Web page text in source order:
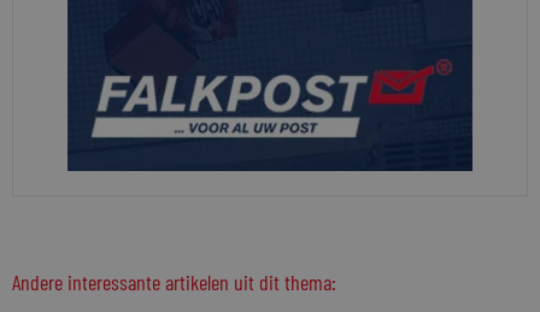
Andere interessante artikelen uit dit thema: